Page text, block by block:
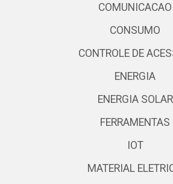
COMUNICACAO
CONSUMO
CONTROLE DE
ENERGIA
ENERGIA SOLAR
FERRAMENTAS
IOT
MATERIAL